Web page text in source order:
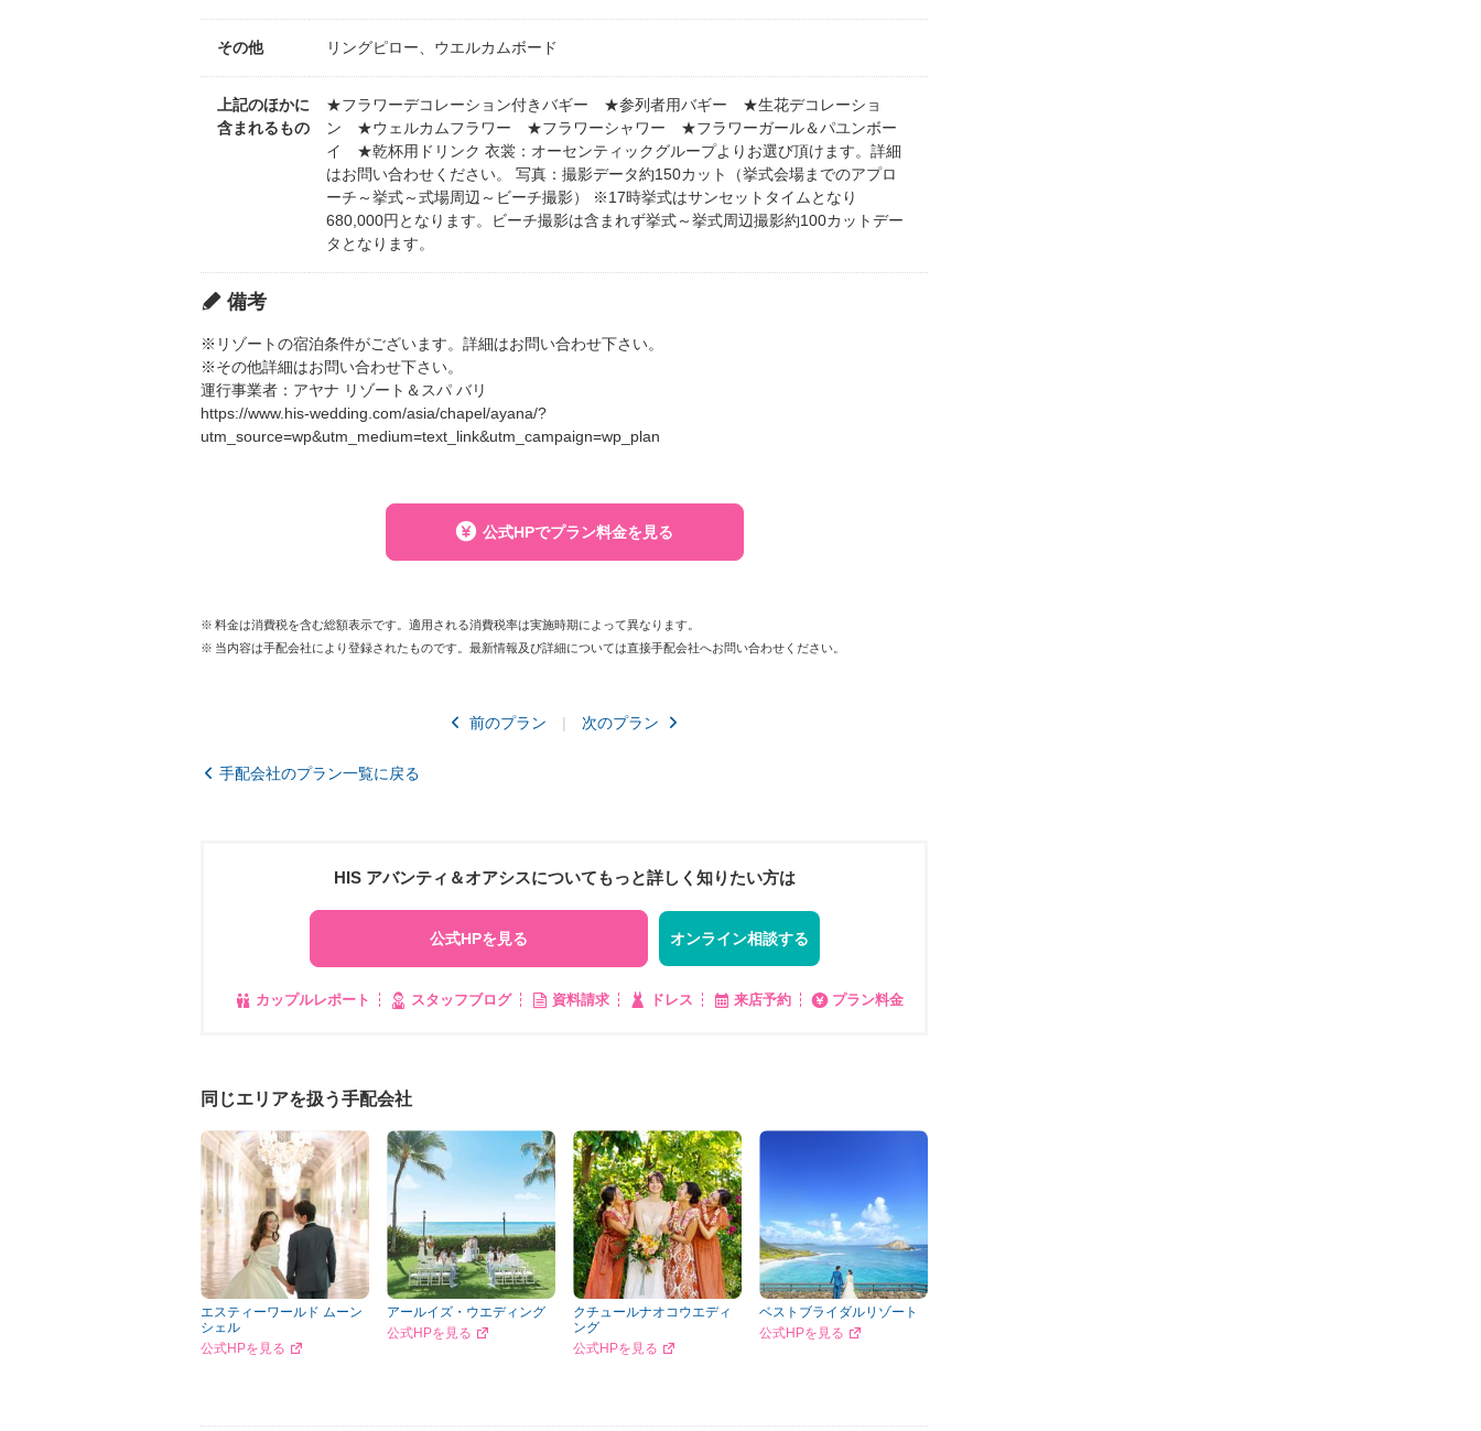
その他 リングピロー、ウエルカムボード
上記のほかに
含まれるもの
★フラワーデコレーション付きバギー ★参列者用バギー ★生花デコレーショ
ン ★ウェルカムフラワー ★フラワーシャワー ★フラワーガール＆パユンボー
イ ★乾杯用ドリンク 衣裳：オーセンティックグループよりお選び頂けます。詳細
はお問い合わせください。 写真：撮影データ約150カット（挙式会場までのアプロ
ーチ～挙式～式場周辺～ビーチ撮影） ※17時挙式はサンセットタイムとなり
680,000円となります。ビーチ撮影は含まれず挙式～挙式周辺撮影約100カットデー
タとなります。
備考
※リゾートの宿泊条件がございます。詳細はお問い合わせ下さい。
※その他詳細はお問い合わせ下さい。
運行事業者：アヤナ リゾート＆スパ バリ
https://www.his-wedding.com/asia/chapel/ayana/?
utm_source=wp&utm_medium=text_link&utm_campaign=wp_plan
公式HPでプラン料金を見る
料金は消費税を含む総額表示です。適用される消費税率は実施時期によって異なります。
当内容は手配会社により登録されたものです。最新情報及び詳細については直接手配会社へお問い合わせください。
前のプラン 次のプラン
手配会社のプラン一覧に戻る
HIS アバンティ＆オアシスについてもっと詳しく知りたい方は
公式HPを見る オンライン相談する
カップルレポート スタッフブログ 資料請求 ドレス 来店予約 プラン料金
同じエリアを扱う手配会社
エスティーワールド ムーン
シェル
公式HPを見る
アールイズ・ウエディング
公式HPを見る
クチュールナオコウエディ
ング
公式HPを見る
ベストブライダルリゾート
公式HPを見る